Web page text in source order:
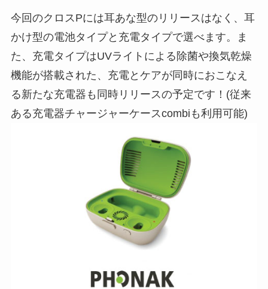
今回のクロスPには耳あな型のリリースはなく、耳
かけ型の電池タイプと充電タイプで選べます。ま
た、充電タイプはUVライトによる除菌や換気乾燥
機能が搭載された、充電とケアが同時におこなえ
る新たな充電器も同時リリースの予定です！(従来
ある充電器チャージャーケースcombiも利用可能)